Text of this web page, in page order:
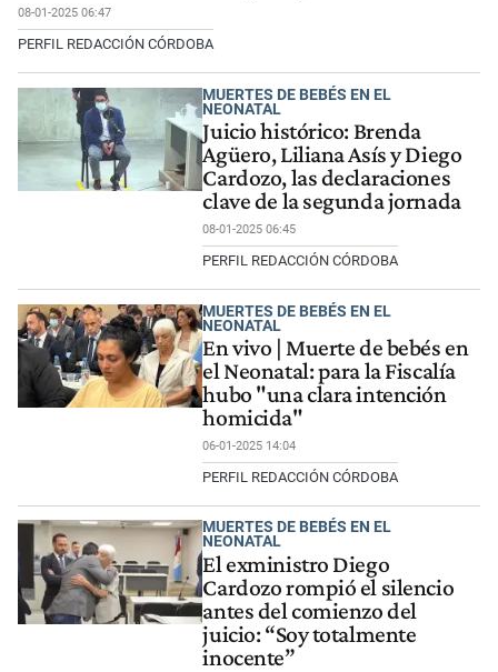
08-01-2025 06:47
PERFIL REDACCIÓN CÓRDOBA
MUERTES DE BEBÉS EN EL
NEONATAL
Juicio histórico: Brenda
Agüero, Liliana Asís y Diego
Cardozo, las declaraciones
clave de la segunda jornada
08-01-2025 06:45
PERFIL REDACCIÓN CÓRDOBA
MUERTES DE BEBÉS EN EL
NEONATAL
En vivo | Muerte de bebés en
el Neonatal: para la Fiscalía
hubo "una clara intención
homicida"
06-01-2025 14:04
PERFIL REDACCIÓN CÓRDOBA
MUERTES DE BEBÉS EN EL
NEONATAL
El exministro Diego
Cardozo rompió el silencio
antes del comienzo del
juicio: “Soy totalmente
inocente”